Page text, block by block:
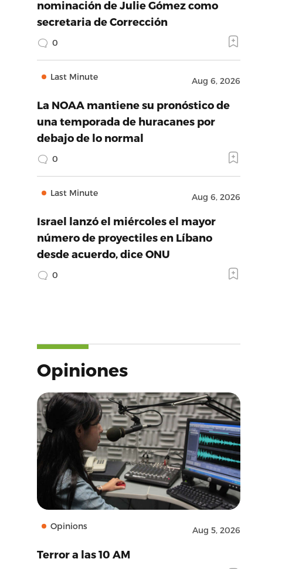
nominación de Julie Gómez como
secretaria de Corrección
0
Last Minute Aug 6, 2026
La NOAA mantiene su pronóstico de
una temporada de huracanes por
debajo de lo normal
0
Last Minute Aug 6, 2026
Israel lanzó el miércoles el mayor
número de proyectiles en Líbano
desde acuerdo, dice ONU
0
Opiniones
Opinions Aug 5, 2026
Terror a las 10 AM